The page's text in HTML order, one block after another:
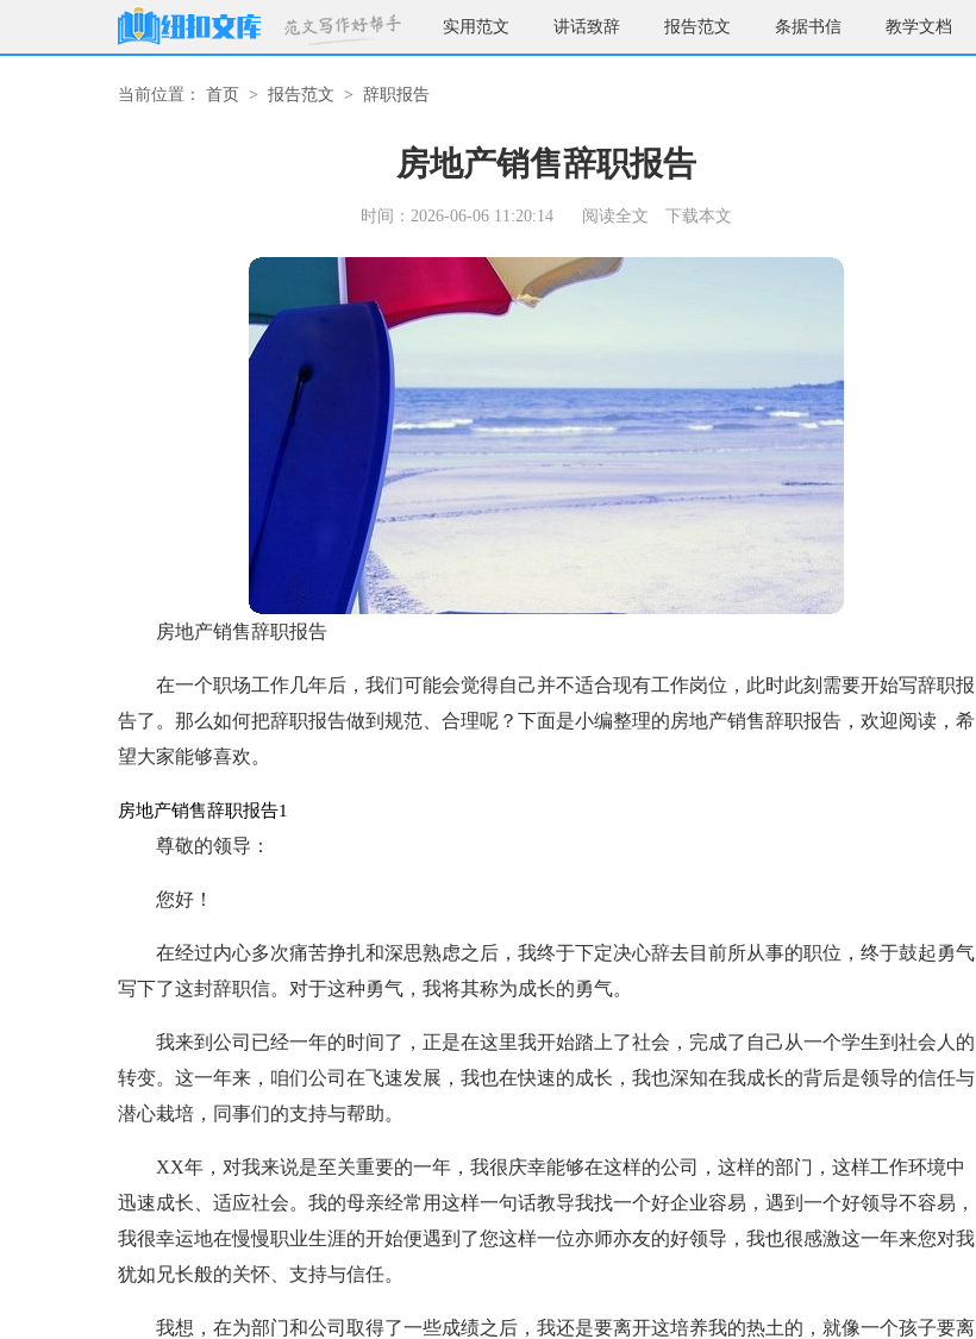
实用范文 讲话致辞 报告范文 条据书信 教学文档
当前位置： 首页 > 报告范文 > 辞职报告
房地产销售辞职报告
时间：2026-06-06 11:20:14 阅读全文 下载本文
房地产销售辞职报告
在一个职场工作几年后，我们可能会觉得自己并不适合现有工作岗位，此时此刻需要开始写辞职报
告了。那么如何把辞职报告做到规范、合理呢？下面是小编整理的房地产销售辞职报告，欢迎阅读，希
望大家能够喜欢。
房地产销售辞职报告1
尊敬的领导：
您好！
在经过内心多次痛苦挣扎和深思熟虑之后，我终于下定决心辞去目前所从事的职位，终于鼓起勇气
写下了这封辞职信。对于这种勇气，我将其称为成长的勇气。
我来到公司已经一年的时间了，正是在这里我开始踏上了社会，完成了自己从一个学生到社会人的
转变。这一年来，咱们公司在飞速发展，我也在快速的成长，我也深知在我成长的背后是领导的信任与
潜心栽培，同事们的支持与帮助。
XX年，对我来说是至关重要的一年，我很庆幸能够在这样的公司，这样的部门，这样工作环境中
迅速成长、适应社会。我的母亲经常用这样一句话教导我找一个好企业容易，遇到一个好领导不容易，
我很幸运地在慢慢职业生涯的开始便遇到了您这样一位亦师亦友的好领导，我也很感激这一年来您对我
犹如兄长般的关怀、支持与信任。
我想，在为部门和公司取得了一些成绩之后，我还是要离开这培养我的热土的，就像一个孩子要离